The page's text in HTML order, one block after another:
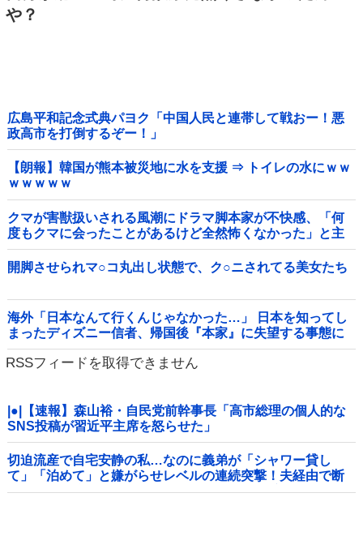
や？
広島平和記念式典パヨク「中国人民と連帯して戦おー！悪
政高市を打倒するぞー！」
【朗報】韓国が熊本被災地に水を支援 ⇒ トイレの水にｗｗ
ｗｗｗｗｗ
クマが害獣扱いされる風潮にドラマ脚本家が不快感、「何
度もクマに会ったことがあるけど全然怖くなかった」と主
張しており……他
開脚させられマ○コ丸出し状態で、ク○ニされてる美女たち
海外「日本なんて行くんじゃなかった…」 日本を知ってし
まったディズニー信者、帰国後『本家』に失望する事態に
RSSフィードを取得できません
|●|【速報】森山裕・自民党前幹事長「高市総理の個人的な
SNS投稿が習近平主席を怒らせた」
切迫流産で自宅安静の私…なのに義弟が「シャワー貸し
て」「泊めて」と嫌がらせレベルの連続突撃！夫経由で断
ると私に直接LINEしてきて絶句←大人しく自宅の風呂に入